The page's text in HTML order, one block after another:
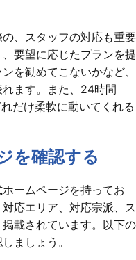
、スタッフの対応も重要
要望に応じたプランを提
を勧めてこないかなど、
ます。また、24時間
だけ柔軟に動いてくれる
を確認する
ームページを持ってお
応エリア、対応宗派、ス
載されています。以下の
ましょう。